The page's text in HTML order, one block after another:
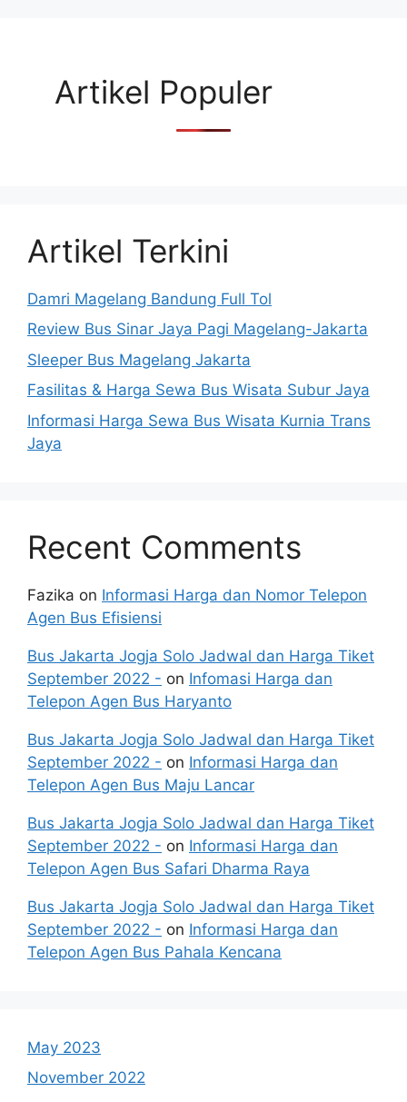
Artikel Populer
Artikel Terkini
Damri Magelang Bandung Full Tol
Review Bus Sinar Jaya Pagi Magelang-Jakarta
Sleeper Bus Magelang Jakarta
Fasilitas & Harga Sewa Bus Wisata Subur Jaya
Informasi Harga Sewa Bus Wisata Kurnia Trans
Jaya
Recent Comments
Fazika on Informasi Harga dan Nomor Telepon
Agen Bus Efisiensi
Bus Jakarta Jogja Solo Jadwal dan Harga Tiket
September 2022 - on Infomasi Harga dan
Telepon Agen Bus Haryanto
Bus Jakarta Jogja Solo Jadwal dan Harga Tiket
September 2022 - on Informasi Harga dan
Telepon Agen Bus Maju Lancar
Bus Jakarta Jogja Solo Jadwal dan Harga Tiket
September 2022 - on Informasi Harga dan
Telepon Agen Bus Safari Dharma Raya
Bus Jakarta Jogja Solo Jadwal dan Harga Tiket
September 2022 - on Informasi Harga dan
Telepon Agen Bus Pahala Kencana
May 2023
November 2022